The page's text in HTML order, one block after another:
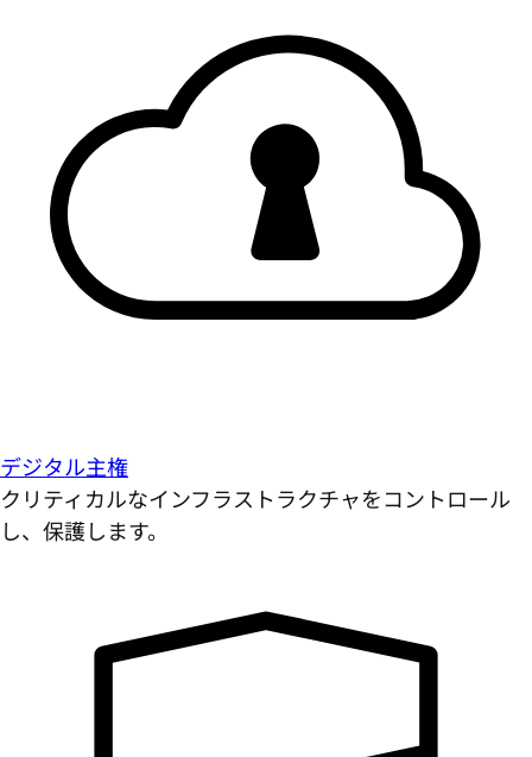
デジタル主権
クリティカルなインフラストラクチャをコントロール
し、保護します。